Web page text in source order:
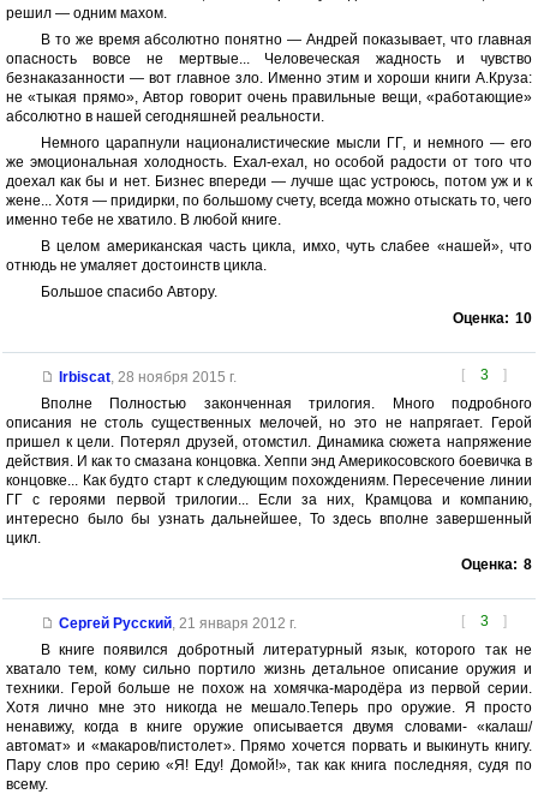
решил — одним махом.
В то же время абсолютно понятно — Андрей показывает, что главная
опасность вовсе не мертвые... Человеческая жадность и чувство
безнаказанности — вот главное зло. Именно этим и хороши книги А.Круза:
не «тыкая прямо», Автор говорит очень правильные вещи, «работающие»
абсолютно в нашей сегодняшней реальности.
Немного царапнули националистические мысли ГГ, и немного — его
же эмоциональная холодность. Ехал-ехал, но особой радости от того что
доехал как бы и нет. Бизнес впереди — лучше щас устроюсь, потом уж и к
жене... Хотя — придирки, по большому счету, всегда можно отыскать то, чего
именно тебе не хватило. В любой книге.
В целом американская часть цикла, имхо, чуть слабее «нашей», что
отнюдь не умаляет достоинств цикла.
Большое спасибо Автору.
Оценка: 10
[ 3 ]
Irbiscat, 28 ноября 2015 г.
Вполне Полностью законченная трилогия. Много подробного
описания не столь существенных мелочей, но это не напрягает. Герой
пришел к цели. Потерял друзей, отомстил. Динамика сюжета напряжение
действия. И как то смазана концовка. Хеппи энд Америкосовского боевичка в
концовке... Как будто старт к следующим похождениям. Пересечение линии
ГГ с героями первой трилогии... Если за них, Крамцова и компанию,
интересно было бы узнать дальнейшее, То здесь вполне завершенный
цикл.
Оценка: 8
[ 3 ]
Сергей Русский, 21 января 2012 г.
В книге появился добротный литературный язык, которого так не
хватало тем, кому сильно портило жизнь детальное описание оружия и
техники. Герой больше не похож на хомячка-мародёра из первой серии.
Хотя лично мне это никогда не мешало.Теперь про оружие. Я просто
ненавижу, когда в книге оружие описывается двумя словами- «калаш/
автомат» и «макаров/пистолет». Прямо хочется порвать и выкинуть книгу.
Пару слов про серию «Я! Еду! Домой!», так как книга последняя, судя по
всему.